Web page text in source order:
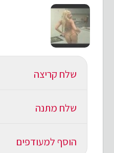
שלח קריצה
שלח מתנה
הוסף למעודפים